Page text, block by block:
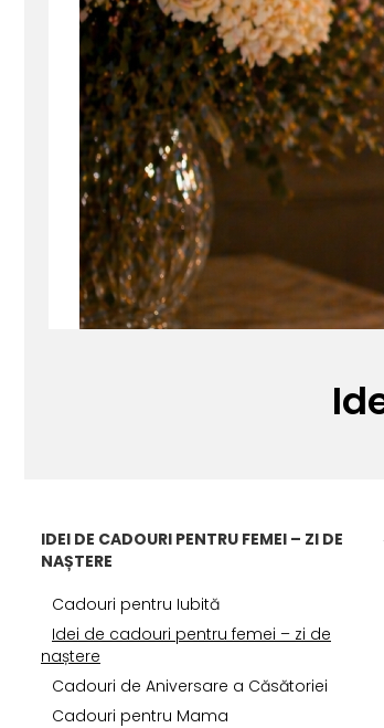
Seturi Perle cu Argint
Brățări cu Perle
Pandantive cu Perle
Brose cu Perle
IDEI DE CADOURI PENTRU FEMEI – ZI DE
NAȘTERE
Cadouri pentru Iubită
Idei de cadouri pentru femei – zi de
naștere
Cadouri de Aniversare a Căsătoriei
Cadouri pentru Mama